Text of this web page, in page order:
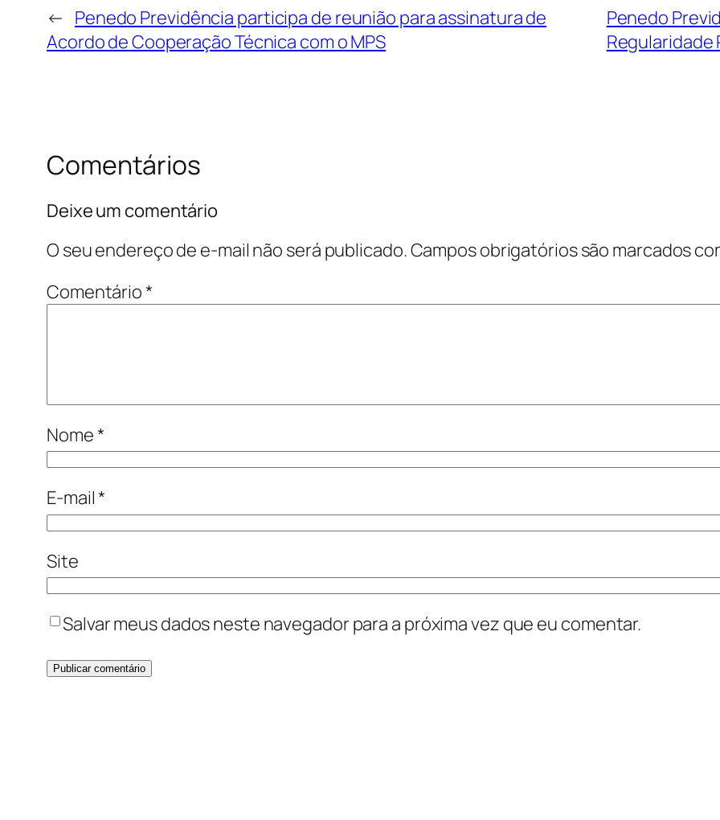
← Penedo Previdência participa de reunião para assinatura de
Acordo de Cooperação Técnica com o MPS
Penedo
Regularidade
Comentários
Deixe um comentário
O seu endereço de e-mail não será publicado.Campos obrigatórios são marcados
Comentário*
Nome*
E-mail*
Site
Salvar meus dados neste navegador para a próxima vez que eu comentar.